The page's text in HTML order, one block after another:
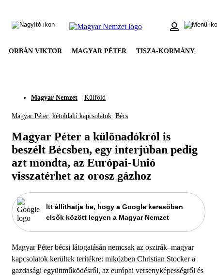
ORBÁN VIKTOR MAGYAR PÉTER TISZA-KORMÁNY
Magyar Nemzet Külföld
Magyar Péter kétoldalú kapcsolatok Bécs
Magyar Péter a különadókról is
beszélt Bécsben, egy interjúban pedig
azt mondta, az Európai-Unió
visszatérhet az orosz gázhoz
Itt állíthatja be, hogy a Google keresőben
elsők között legyen a Magyar Nemzet
Magyar Péter bécsi látogatásán nemcsak az osztrák–magyar
kapcsolatok kerültek terítékre: miközben Christian Stocker a
gazdasági együttműködésről, az európai versenyképességről és